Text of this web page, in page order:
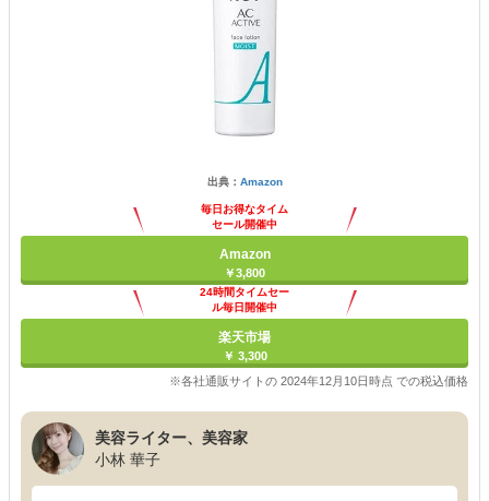
出典： Amazon
毎日お得なタイム
セール開催中
Amazon
￥3,800
24時間タイムセー
ル毎日開催中
楽天市場
￥ 3,300
※各社通販サイトの 2024年12月10日時点 での税込価格
美容ライター、美容家
小林 華子